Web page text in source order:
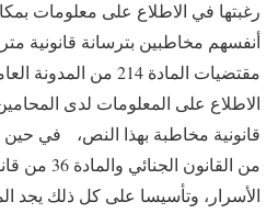
رغبتها في الاطلاع على معلومات
أنفسهم مخاطبين بترسانة قانونية
مقتضيات المادة 214 من
الاطلاع على المعلومات لدى
من القانون
الأسرار، وتأسيسا على كل ذلك يجد